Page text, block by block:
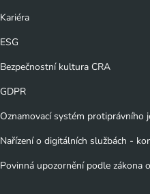
Kariéra
ESG
Bezpečnostní kultura CRA
GDPR
Oznamovací systém
Nařízení o digitálních službách -
Povinná upozornění podle zákona